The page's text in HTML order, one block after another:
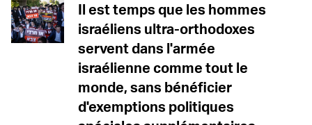
Il est temps que les hommes
israéliens ultra-orthodoxes
servent dans l'armée
israélienne comme tout le
monde, sans bénéficier
d'exemptions politiques